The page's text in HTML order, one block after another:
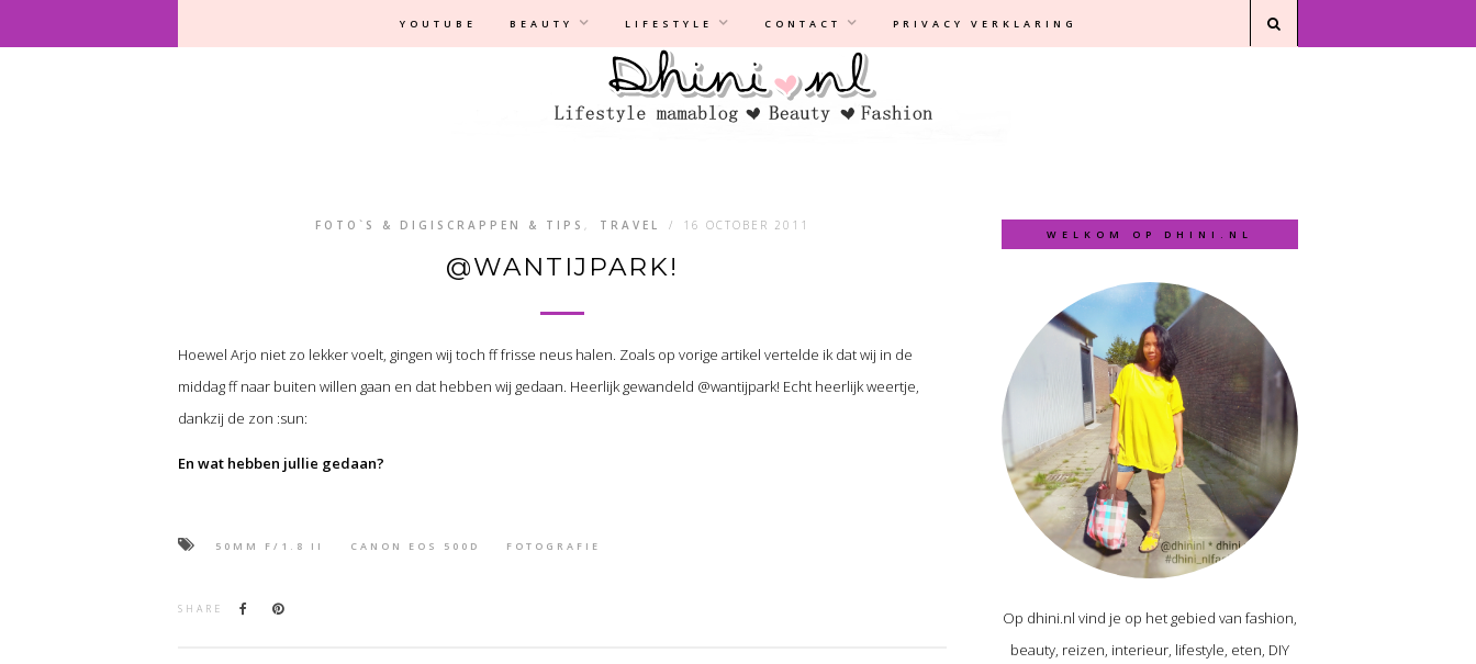
YOUTUBE BEAUTY LIFESTYLE CONTACT PRIVACY VERKLARING
Privacyverklaring |Disclaimer
FOTO`S & DIGISCRAPPEN & TIPS , TRAVEL / 16 OCTOBER 2011
@WANTIJPARK!
Hoewel Arjo niet zo lekker voelt, gingen wij toch ff frisse neus halen. Zoals op vorige artikel vertelde ik dat wij in de
middag ff naar buiten willen gaan en dat hebben wij gedaan. Heerlijk gewandeld @wantijpark! Echt heerlijk weertje,
dankzij de zon :sun:
En wat hebben jullie gedaan?
50MM F/1.8 II CANON EOS 500D FOTOGRAFIE
SHARE
WELKOM OP DHINI.NL
Op dhini.nl vind je op het gebied van fashion,
beauty, reizen, interieur, lifestyle, eten, DIY